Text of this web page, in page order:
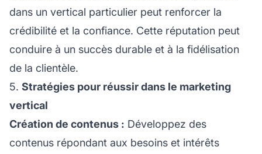
dans un vertical particulier peut renforcer la
crédibilité et la confiance. Cette réputation peut
conduire à un succès durable et à la fidélisation
de la clientèle.
5. Stratégies pour réussir dans le marketing
vertical
Création de contenus : Développez des
contenus répondant aux besoins et intérêts